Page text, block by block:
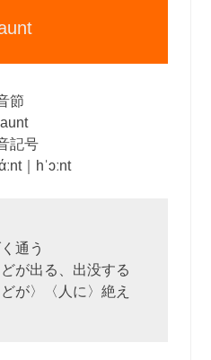
節
記号
｜hˈɔːnt
通う
が出る、出没する
が〉〈人に〉絶え